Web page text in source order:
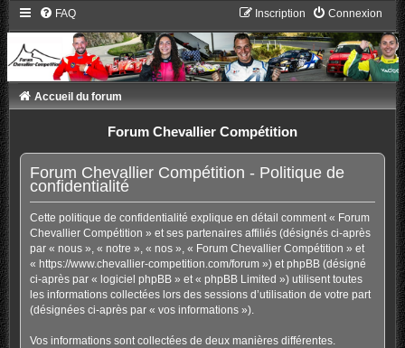
FAQ Connexion
Inscription
Accueil du forum
Forum Chevallier Compétition
Forum Chevallier Compétition - Politique de
confidentialité
Cette politique de confidentialité explique en détail comment « Forum
Chevallier Compétition » et ses partenaires affiliés (désignés ci-après
par « nous », « notre », « nos », « Forum Chevallier Compétition » et
« https://www.chevallier-competition.com/forum ») et phpBB (désigné
ci-après par « logiciel phpBB » et « phpBB Limited ») utilisent toutes
les informations collectées lors des sessions d’utilisation de votre part
(désignées ci-après par « vos informations »).
Vos informations sont collectées de deux manières différentes.